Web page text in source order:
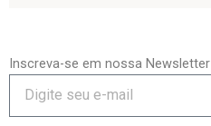
Inscreva-se em nossa Newsletter